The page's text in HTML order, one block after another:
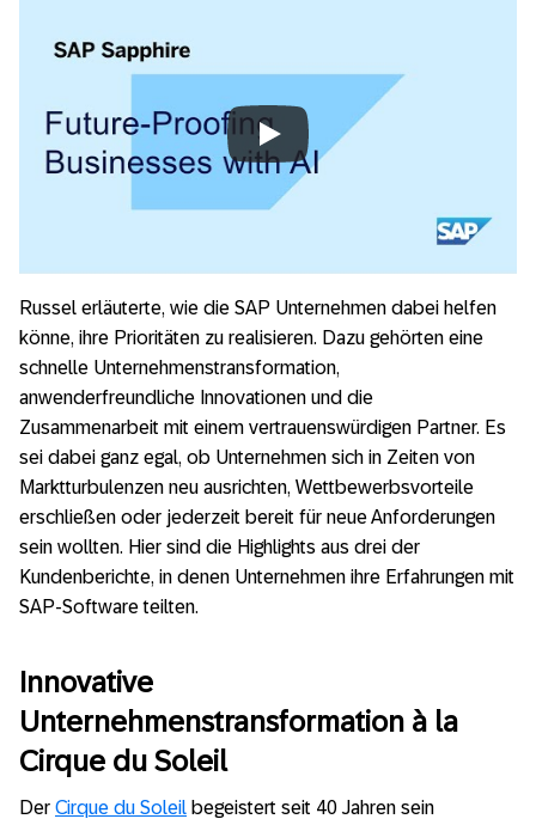
Always allow YouTube
Russel erläuterte, wie die SAP Unternehmen dabei helfen
könne, ihre Prioritäten zu realisieren. Dazu gehörten eine
schnelle Unternehmenstransformation,
anwenderfreundliche Innovationen und die
Zusammenarbeit mit einem vertrauenswürdigen Partner. Es
sei dabei ganz egal, ob Unternehmen sich in Zeiten von
Marktturbulenzen neu ausrichten, Wettbewerbsvorteile
erschließen oder jederzeit bereit für neue Anforderungen
sein wollten. Hier sind die Highlights aus drei der
Kundenberichte, in denen Unternehmen ihre Erfahrungen mit
SAP-Software teilten.
Innovative
Unternehmenstransformation à la
Cirque du Soleil
Der Cirque du Soleil begeistert seit 40 Jahren sein